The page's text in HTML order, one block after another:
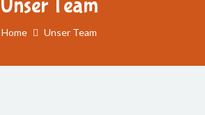
Unser Team
Home Unser Team